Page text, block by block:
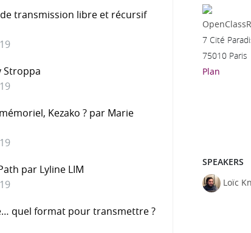
transmission libre et récursif
Stroppa
Kezako ? par Marie
par Lyline LIM
quel format pour transmettre ?
7 Cité
75010 Paris
Plan
SPEAKERS
Loïc